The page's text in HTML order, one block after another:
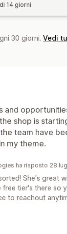
14 giorni
30 giorni. Vedi
and
shop is
team have
my theme.
ha risposto 28
She's great
free tier's there so
to reachout